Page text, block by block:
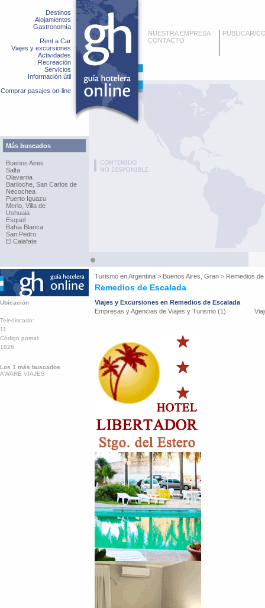
Destinos
Alojamientos
Gastronomía
Rent a Car
Viajes y excursiones
Actividades
Recreación
Servicios
Información útil
Comprar pasajes on-line
Más buscados
Buenos Aires
Salta
Olavarria
Bariloche, San Carlos de
Necochea
Puerto Iguazu
Merlo, Villa de
Ushuaia
Esquel
Bahia Blanca
San Pedro
El Calafate
NUESTRA EMPRESA
CONTACTO
PUBLICAR/
Turismo enArgentina > Buenos Aires, Gran > Remedios
Remedios de Escalada
Ubicación
Telediscado:
11
Código postal:
1826
Los 1 más buscados
AWARE VIAJES
Viajes y Excursiones en Remedios de Escalada
Empresas y Agencias de Viajes y Turismo (1)